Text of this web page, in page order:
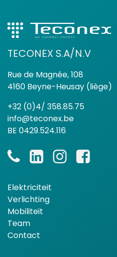
TECONEX S.A/N.V
Rue de Magnée, 108
4160 Beyne-Heusay (liège)
+32 (0)4/ 358.85.75
info@teconex.be
BE 0429.524.116
Elektriciteit
Verlichting
Mobiliteit
Team
Contact